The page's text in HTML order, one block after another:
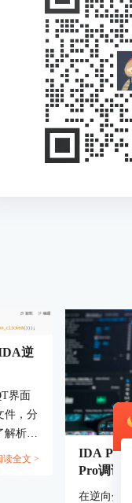
逆
界面
件，分
析效
平
读全文 >
IDA Pro
Pro调试
在逆向分